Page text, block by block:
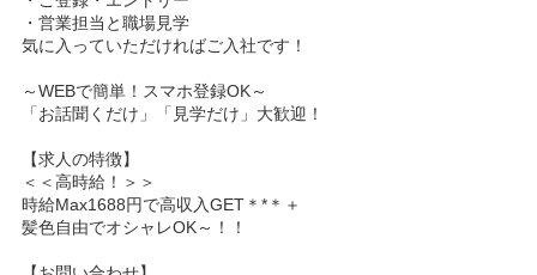
・営業担当と職場見学
気に入っていただければご入社です！
～WEBで簡単！スマホ登録OK～
「お話聞くだけ」「見学だけ」大歓迎！
【求人の特徴】
＜＜高時給！＞＞
時給Max1688円で高収入GET＊*＊＋
髪色自由でオシャレOK～！！